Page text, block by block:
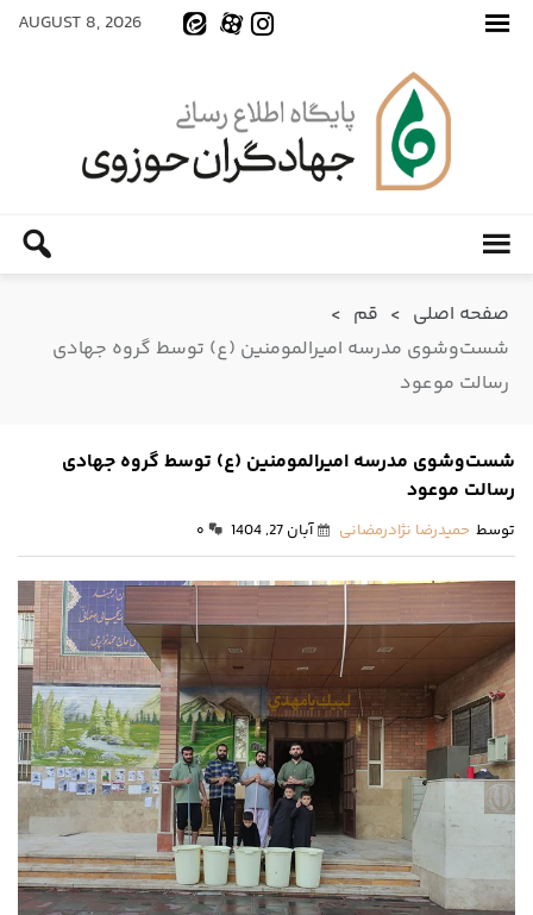
AUGUST 8, 2026
صفحه اصلی > قم >
شست‌و‌شوی مدرسه امیرالمومنین (ع) توسط گروه جهادی
رسالت موعود
شست‌و‌شوی مدرسه امیرالمومنین (ع) توسط گروه جهادی
رسالت موعود
توسط حمیدرضا نژادرمضانی آبان 27, 1404 ۰